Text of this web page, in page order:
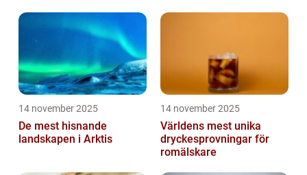
14 november 2025
De mest hisnande
landskapen i Arktis
14 november 2025
Världens mest unika
dryckesprovningar för
romälskare